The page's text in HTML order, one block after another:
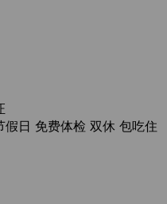
假日 免费体检 双休 包吃住